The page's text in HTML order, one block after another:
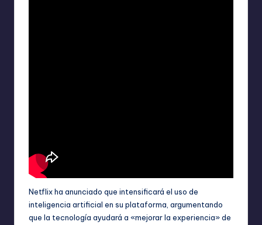
Netflix ha anunciado que intensificará el uso de
inteligencia artificial en su plataforma, argumentando
que la tecnología ayudará a «mejorar la experiencia» de